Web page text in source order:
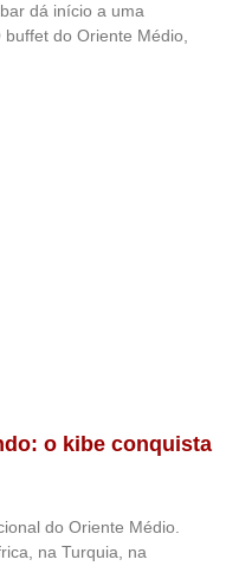
dá início a uma
do Oriente Médio,
o kibe conquista
do Oriente Médio.
na Turquia, na